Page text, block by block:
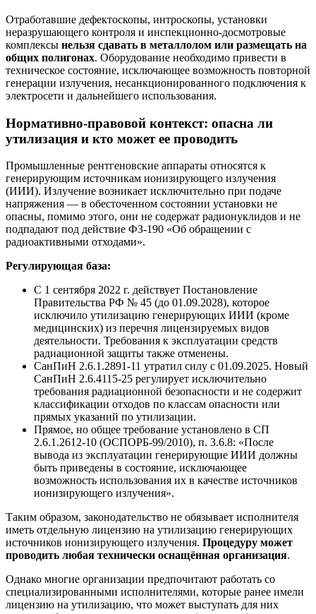
Отработавшие дефектоскопы, интроскопы, установки
неразрушающего контроля и инспекционно-досмотровые
комплексы нельзя сдавать в металлолом или размещать на
общих полигонах. Оборудование необходимо привести в
техническое состояние, исключающее возможность повторной
генерации излучения, несанкционированного подключения к
электросети и дальнейшего использования.
Нормативно-правовой контекст: опасна ли
утилизация и кто может ее проводить
Промышленные рентгеновские аппараты относятся к
генерирующим источникам ионизирующего излучения
(ИИИ). Излучение возникает исключительно при подаче
напряжения — в обесточенном состоянии установки не
опасны, помимо этого, они не содержат радионуклидов и не
подпадают под действие ФЗ-190 «Об обращении с
радиоактивными отходами».
Регулирующая база:
С 1 сентября 2022 г. действует Постановление
Правительства РФ № 45 (до 01.09.2028), которое
исключило утилизацию генерирующих ИИИ (кроме
медицинских) из перечня лицензируемых видов
деятельности. Требования к эксплуатации средств
радиационной защиты также отменены.
СанПиН 2.6.1.2891-11 утратил силу с 01.09.2025. Новый
СанПиН 2.6.4115-25 регулирует исключительно
требования радиационной безопасности и не содержит
классификации отходов по классам опасности или
прямых указаний по утилизации.
Прямое, но общее требование установлено в СП
2.6.1.2612-10 (ОСПОРБ-99/2010), п. 3.6.8: «После
вывода из эксплуатации генерирующие ИИИ должны
быть приведены в состояние, исключающее
возможность использования их в качестве источников
ионизирующего излучения».
Таким образом, законодательство не обязывает исполнителя
иметь отдельную лицензию на утилизацию генерирующих
источников ионизирующего излучения. Процедуру может
проводить любая технически оснащённая организация.
Однако многие организации предпочитают работать со
специализированными исполнителями, которые ранее имели
лицензию на утилизацию, что может выступать для них